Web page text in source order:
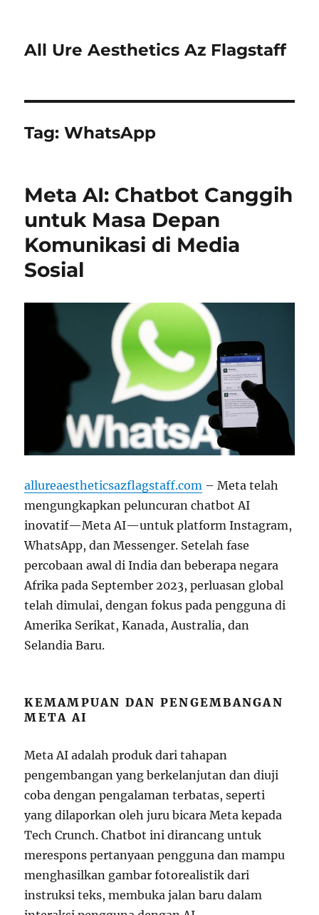
All Ure Aesthetics Az Flagstaff
Tag:WhatsApp
Meta AI: Chatbot Canggih
untuk Masa Depan
Komunikasi di Media
Sosial
allureaestheticsazflagstaff.com – Meta telah
mengungkapkan peluncuran chatbot AI
inovatif—Meta AI—untuk platform Instagram,
WhatsApp, dan Messenger. Setelah fase
percobaan awal di India dan beberapa negara
Afrika pada September 2023, perluasan global
telah dimulai, dengan fokus pada pengguna di
Amerika Serikat, Kanada, Australia, dan
Selandia Baru.
KEMAMPUAN DAN PENGEMBANGAN
META AI
Meta AI adalah produk dari tahapan
pengembangan yang berkelanjutan dan diuji
coba dengan pengalaman terbatas, seperti
yang dilaporkan oleh juru bicara Meta kepada
Tech Crunch. Chatbot ini dirancang untuk
merespons pertanyaan pengguna dan mampu
menghasilkan gambar fotorealistik dari
instruksi teks, membuka jalan baru dalam